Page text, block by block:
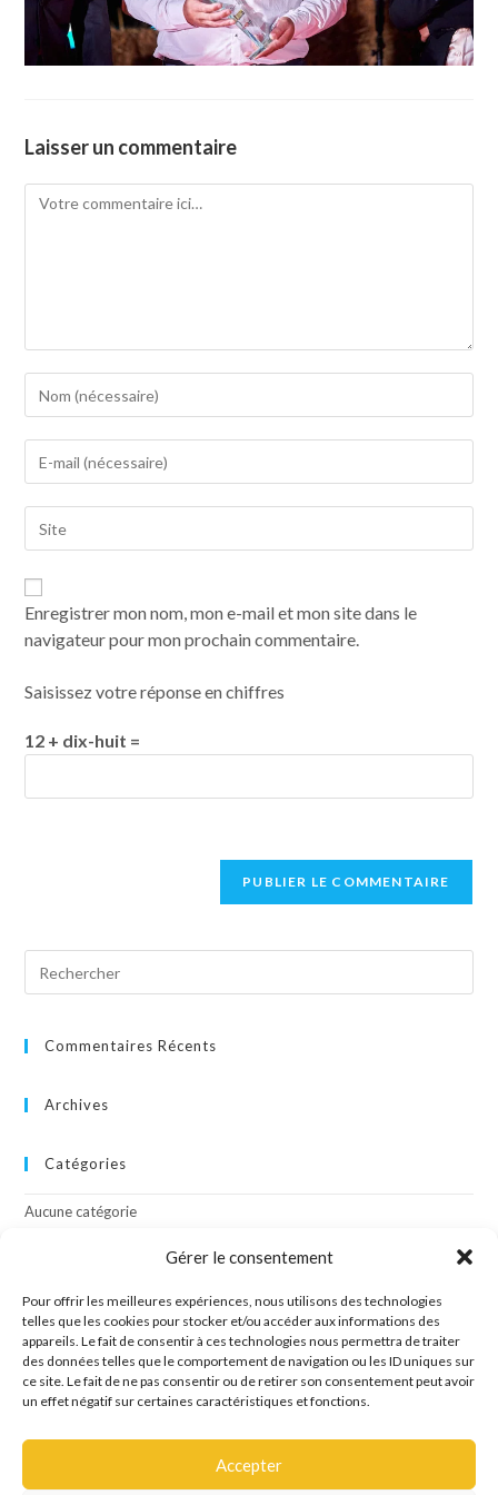
Gérer le consentement
Pour offrir les meilleures expériences, nous utilisons des technologies
telles que les cookies pour stocker et/ou accéder aux informations des
appareils. Le fait de consentir à ces technologies nous permettra de traiter
des données telles que le comportement de navigation ou les ID uniques sur
ce site. Le fait de ne pas consentir ou de retirer son consentement peut avoir
un effet négatif sur certaines caractéristiques et fonctions.
Accepter
Laisser un commentaire
Enregistrer mon nom, mon e-mail et mon site dans le
navigateur pour mon prochain commentaire.
Saisissez votre réponse en chiffres
12 + dix-huit =
Commentaires Récents
Archives
Catégories
Aucune catégorie
Connexion
Flux des publications
Flux des commentaires
Site de WordPress-FR